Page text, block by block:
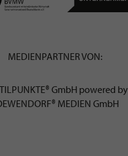
MEDIENPARTNER VON:
GmbH powered by
MEDIEN GmbH